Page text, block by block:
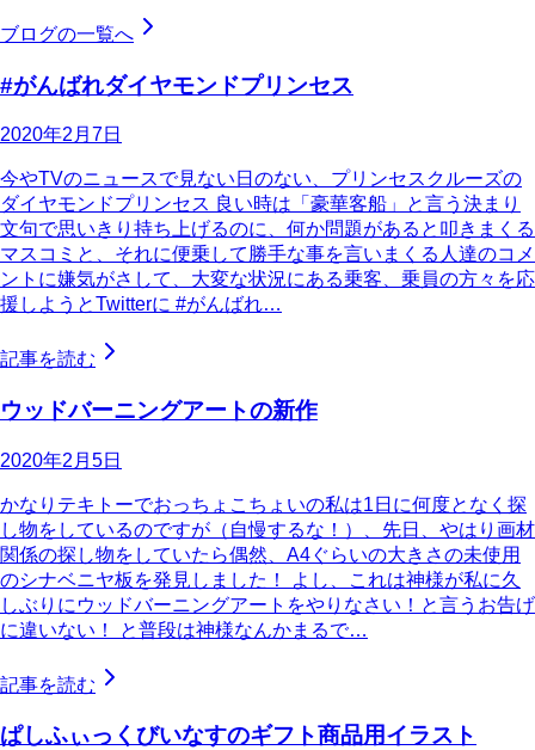
ブログの一覧へ
#がんばれダイヤモンドプリンセス
2020年2月7日
今やTVのニュースで見ない日のない、プリンセスクルーズの
ダイヤモンドプリンセス 良い時は「豪華客船」と言う決まり
文句で思いきり持ち上げるのに、何か問題があると叩きまくる
マスコミと、それに便乗して勝手な事を言いまくる人達のコメ
ントに嫌気がさして、大変な状況にある乗客、乗員の方々を応
援しようとTwitterに #がんばれ…
記事を読む
ウッドバーニングアートの新作
2020年2月5日
かなりテキトーでおっちょこちょいの私は1日に何度となく探
し物をしているのですが（自慢するな！）、先日、やはり画材
関係の探し物をしていたら偶然、A4ぐらいの大きさの未使用
のシナベニヤ板を発見しました！ よし、これは神様が私に久
しぶりにウッドバーニングアートをやりなさい！と言うお告げ
に違いない！ と普段は神様なんかまるで…
記事を読む
ぱしふぃっくびいなすのギフト商品用イラスト